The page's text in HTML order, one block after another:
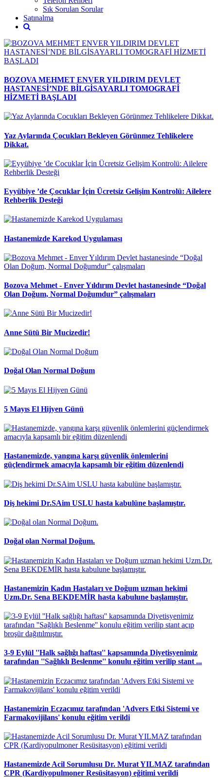
Sık Sorulan Sorular
Satınalma
BOZOVA MEHMET ENVER YILDIRIM DEVLET
HASTANESİ’NDE BİLGİSAYARLI TOMOGRAFİ
HİZMETİ BAŞLADI
Yaz Aylarında Çocukları Bekleyen Görünmez Tehlikelere
Dikkat.
Eyyübiye ’de Çocuklar İçin Ücretsiz Gelişim Kontrolü: Ailelere
Rehberlik Desteği
Hastanemizde Karekod Uygulaması
Bozova Mehmet - Enver Yıldırım Devlet hastanesinde “Doğal
Olan Doğum, Normal Doğumdur” çalışmaları
Anne Sütü Bir Mucizedir!
Doğal Olan Normal Doğum
5 Mayıs El Hijyen Günü
Hastanemizde, yangına karşı güvenlik önlemlerini
güçlendirmek amacıyla kapsamlı bir eğitim düzenlendi
Diş hekimi Dr.SAim USLU hasta kabulüne başlamıştır.
Doğal olan Normal Doğum.
Hastanemizin Kadın Hastaları ve Doğum uzman hekimi
Uzm.Dr. Sena BEKDEMİR hasta kabulune başlamıştır.
3-9 Eylül ''Halk sağlığı haftası'' kapsamında Diyetisyenimiz
tarafından ''Sağlıklı Beslenme'' konulu eğitim verilip stant ...
Hastanemizin Eczacımız tarafından 'Advers Etki Sistemi ve
Farmakovijilans' konulu eğitim verildi
Hastanemizde Acil Sorumlusu Dr. Murat YILMAZ tarafından
CPR (Kardiyopulmoner Resüsitasyon) eğitimi verildi